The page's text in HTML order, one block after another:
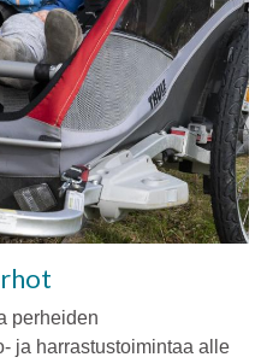
perheiden
ja harrastustoimintaa alle